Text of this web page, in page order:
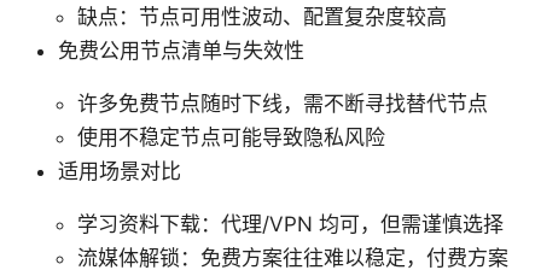
缺点：节点可用性波动、配置复杂度较高
免费公用节点清单与失效性
许多免费节点随时下线，需不断寻找替代节点
使用不稳定节点可能导致隐私风险
适用场景对比
学习资料下载：代理/VPN 均可，但需谨慎选择
流媒体解锁：免费方案往往难以稳定，付费方案